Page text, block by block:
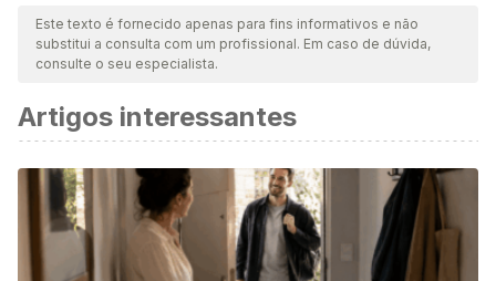
nossa equipe para garantir sua qualidade, confiabilidade,
atualidade e validade. A bibliografia deste artigo foi
cientificamente.
Varkevisser, M., van Dongen, H. P. A., van Amsterdam, J. G.
C., & Kerkhof, G. A. (2007). Chronic insomnia and daytime
functioning: An ambulatory assessment. Behavioral Sleep
Medicine.
https://doi.org/10.1080/15402000701557425
Krakow, B., Ulibarri, V., Melendrez, D., Kikta, S., Togami, L.,
Este texto é fornecido apenas para fins informativos e não
substitui a consulta com um profissional. Em caso de dúvida,
consulte o seu especialista.
Artigos interessantes